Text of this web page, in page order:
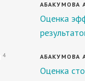
4
АБАКУМОВА
Оценка
АБАКУМОВА
Оценка